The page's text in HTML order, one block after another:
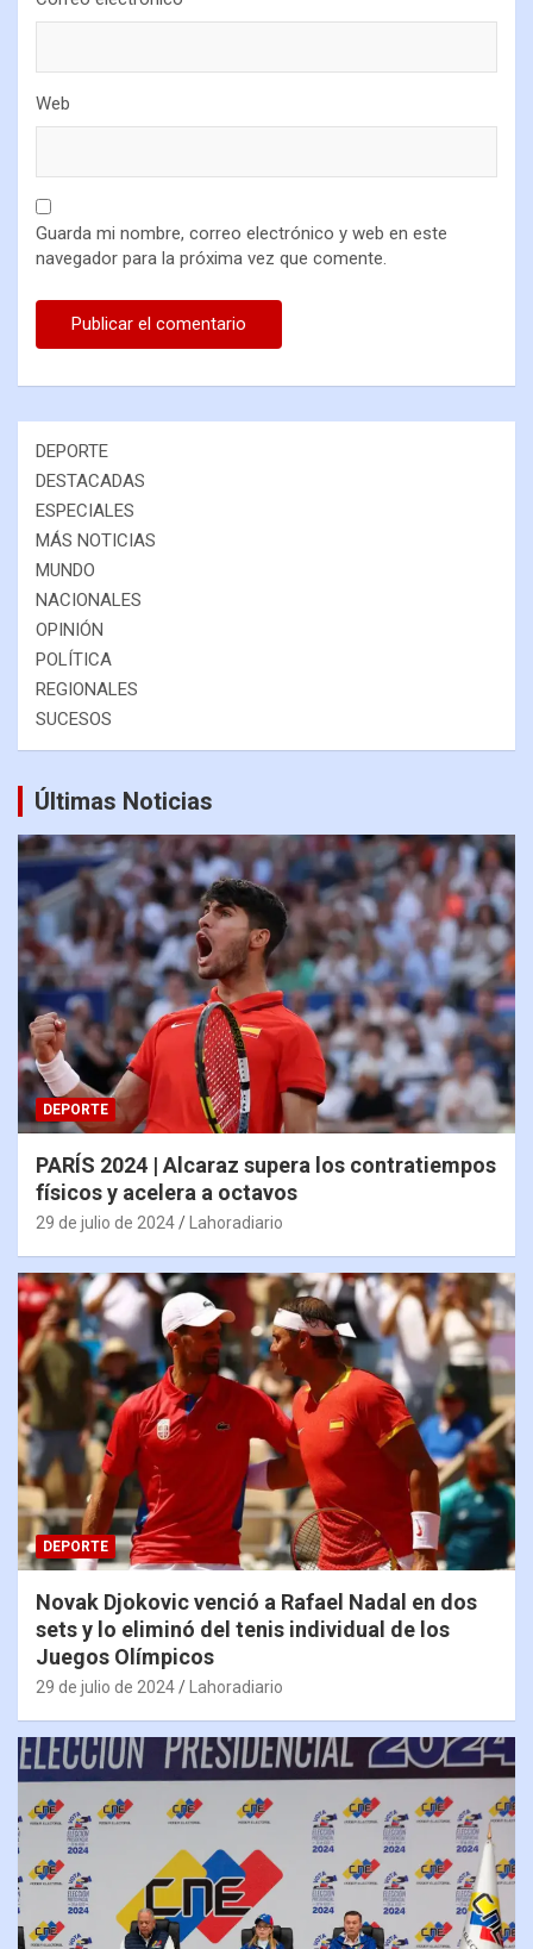
Web
Guarda mi nombre, correo electrónico y web en este
navegador para la próxima vez que comente.
DEPORTE
DESTACADAS
ESPECIALES
MÁS NOTICIAS
MUNDO
NACIONALES
OPINIÓN
POLÍTICA
REGIONALES
SUCESOS
Últimas Noticias
DEPORTE
PARÍS 2024 | Alcaraz supera los contratiempos
físicos y acelera a octavos
29 de julio de 2024 Lahoradiario
DEPORTE
Novak Djokovic venció a Rafael Nadal en dos
sets y lo eliminó del tenis individual de los
Juegos Olímpicos
29 de julio de 2024 Lahoradiario